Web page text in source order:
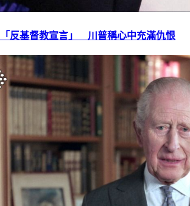
反基督教宣言」 川普稱心中充滿仇恨